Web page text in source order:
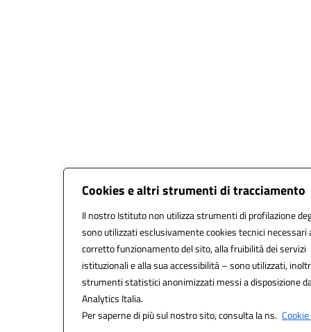
Cookies e altri strumenti di tracciamento
Il nostro Istituto non utilizza strumenti di profilazione
sono utilizzati esclusivamente cookies tecnici necessari
corretto funzionamento del sito, alla fruibilità dei servizi
istituzionali e alla sua accessibilità – sono utilizzati,
strumenti statistici anonimizzati messi a disposizione
Analytics Italia.
Per saperne di più sul nostro sito, consulta la ns.